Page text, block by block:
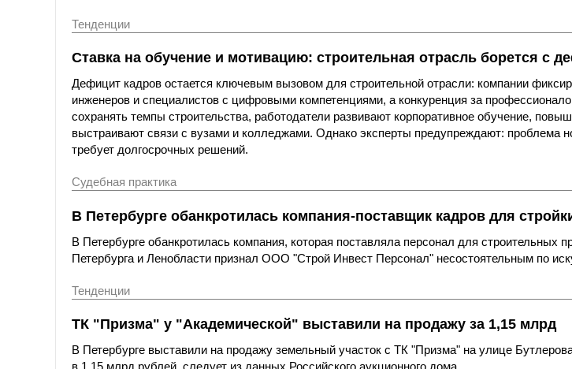
Тенденции
Ставка на обучение и мотивацию: строительная отрасль борется с
Дефицит кадров остается ключевым вызовом для строительной отрасли: компании
инженеров и специалистов с цифровыми компетенциями, а конкуренция за
сохранять темпы строительства, работодатели развивают корпоративное обучение,
выстраивают связи с вузами и колледжами. Однако эксперты предупреждают: проблема
требует долгосрочных решений.
Судебная практика
В Петербурге обанкротилась компания-поставщик кадров для
В Петербурге обанкротилась компания, которая поставляла персонал для строительных
Петербурга и Ленобласти признал ООО "Строй Инвест Персонал" несостоятельным по
Тенденции
ТК "Призма" у "Академической" выставили на продажу за 1,15 млрд
В Петербурге выставили на продажу земельный участок с ТК "Призма" на улице
в 1,15 млрд рублей, следует из данных Российского аукционного дома.